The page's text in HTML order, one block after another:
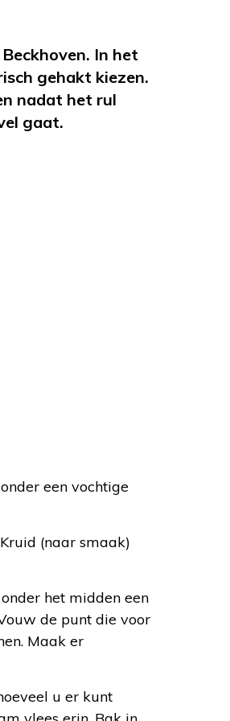
In het
gehakt kiezen.
nadat het rul
gaat.
een vochtige
(naar smaak)
het midden een
de punt die voor
Maak er
u er kunt